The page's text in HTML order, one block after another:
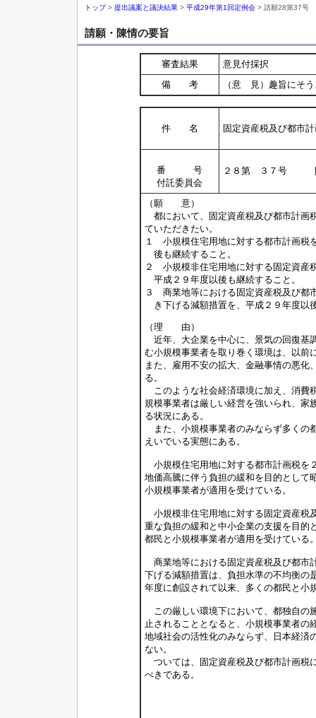
トップ> 提出議案と議決結果 > 平成29年第1回定例会 > 請願28第37号
請願・陳情の要旨
審査結果
意見付採択
備 考
（意 見）趣旨にそ
件 名 固定資産税及び都市
番 号
付託委員会
２８第 ３７号
（願 意）
都において、固定資産税及び都市計画
ていただきたい。
１ 小規模住宅用地に対する都市計画税
後も継続すること。
２ 小規模非住宅用地に対する固定資産
平成２９年度以後も継続すること。
３ 商業地等における固定資産税及び都
き下げる減額措置を、平成２９年度以
（理 由）
近年、大企業を中心に、景気の回復基
む小規模事業者を取り巻く環境は、以前
また、雇用不安の拡大、金融事情の悪化
る。
このような社会経済環境に加え、消費
規模事業者は厳しい経営を強いられ、家
る状況にある。
また、小規模事業者のみならず多くの
えいでいる実態にある。
小規模住宅用地に対する都市計画税を
地価高騰に伴う負担の緩和を目的として
小規模事業者が適用を受けている。
小規模非住宅用地に対する固定資産税
重な負担の緩和と中小企業の支援を目的
都民と小規模事業者が適用を受けている
商業地等における固定資産税及び都市
下げる減額措置は、負担水準の不均衡の
年度に創設されて以来、多くの都民と小
この厳しい環境下において、都独自の
止されることとなると、小規模事業者の
地域社会の活性化のみならず、日本経済
ない。
ついては、固定資産税及び都市計画税
べきである。